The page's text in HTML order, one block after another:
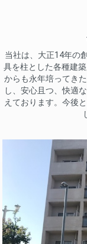
当社は、大正14年の
具を柱とした各種建
からも永年培ってき
し、安心且つ、快適
えております。今後